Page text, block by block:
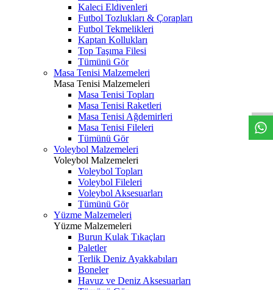
Kaleci Eldivenleri
Futbol Tozlukları & Çorapları
Futbol Tekmelikleri
Kaptan Kollukları
Top Taşıma Filesi
Tümünü Gör
Masa Tenisi Malzemeleri
Masa Tenisi Malzemeleri
Masa Tenisi Topları
Masa Tenisi Raketleri
Masa Tenisi Ağdemirleri
Masa Tenisi Fileleri
Tümünü Gör
Voleybol Malzemeleri
Voleybol Malzemeleri
Voleybol Topları
Voleybol Fileleri
Voleybol Aksesuarları
Tümünü Gör
Yüzme Malzemeleri
Yüzme Malzemeleri
Burun Kulak Tıkaçları
Paletler
Terlik Deniz Ayakkabıları
Boneler
Havuz ve Deniz Aksesuarları